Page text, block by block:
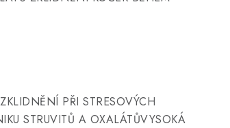
PŘI STRESOVÝCH
STRUVITŮ A OXALÁTŮVYSOKÁ